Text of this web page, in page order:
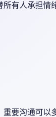
有人承担情
要沟通可以